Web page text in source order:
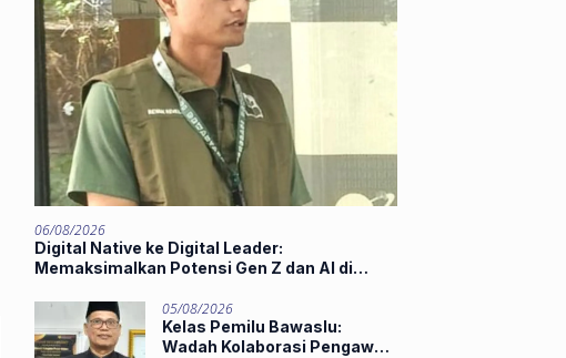
06/08/2026
Digital Native ke Digital Leader:
Memaksimalkan Potensi Gen Z dan AI di
05/08/2026
Kelas Pemilu Bawaslu:
Wadah Kolaborasi Pengawas